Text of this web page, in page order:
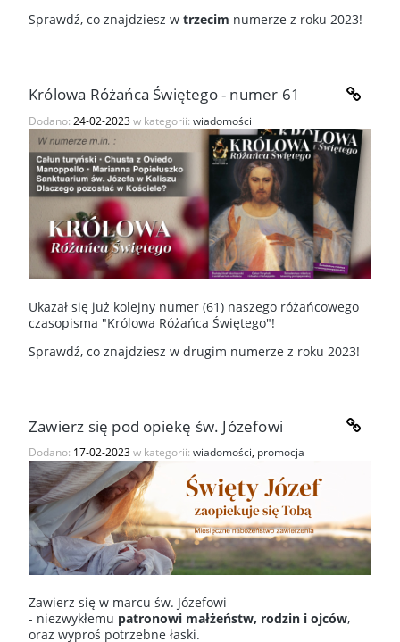
Sprawdź, co znajdziesz w trzecim numerze z roku 2023!
Królowa Różańca Świętego - numer 61
Dodano: 24-02-2023w kategorii: wiadomości
Ukazał się już kolejny numer (61) naszego różańcowego
czasopisma "Królowa Różańca Świętego"!
Sprawdź, co znajdziesz w drugim numerze z roku 2023!
Zawierz się pod opiekę św. Józefowi
Dodano: 17-02-2023w kategorii: wiadomości, promocja
Zawierz się w marcu św. Józefowi
- niezwykłemu patronowi małżeństw, rodzin i ojców,
oraz wyproś potrzebne łaski.